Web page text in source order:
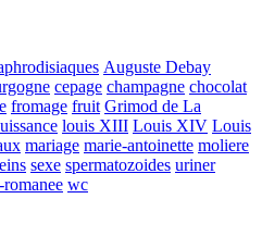
Auguste Debay
cepage champagne chocolat
fromage fruit Grimod de La
louis XIII Louis XIV Louis
mariage marie-antoinette moliere
sexe spermatozoides uriner
romanee wc